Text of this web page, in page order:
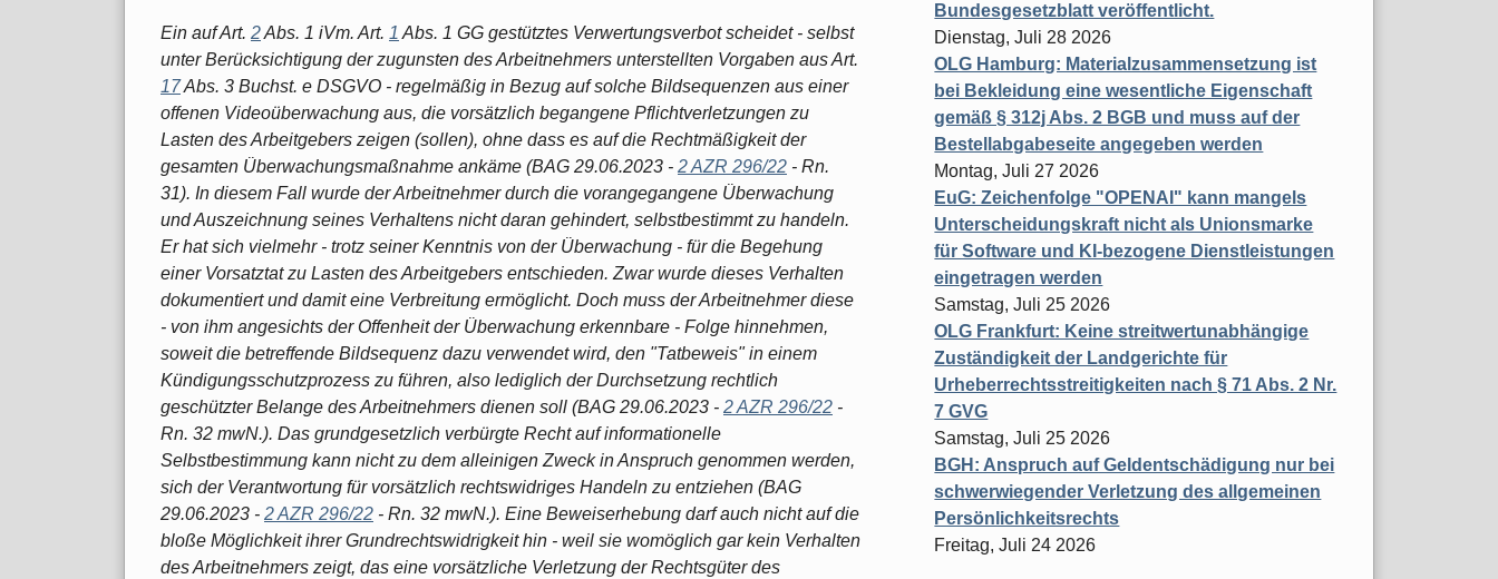
Ein auf Art. 2Abs. 1 iVm. Art. 1 Abs. 1 GG gestütztes Verwertungsverbot scheidet - selbst
unter Berücksichtigung der zugunsten des Arbeitnehmers unterstellten Vorgaben aus Art.
17Abs. 3 Buchst. e DSGVO - regelmäßig in Bezug auf solche Bildsequenzen aus einer
offenen Videoüberwachung aus, die vorsätzlich begangene Pflichtverletzungen zu
Lasten des Arbeitgebers zeigen (sollen), ohne dass es auf die Rechtmäßigkeit der
gesamten Überwachungsmaßnahme ankäme (BAG 29.06.2023 - 2 AZR 296/22 - Rn.
31). In diesem Fall wurde der Arbeitnehmer durch die vorangegangene Überwachung
und Auszeichnung seines Verhaltens nicht daran gehindert, selbstbestimmt zu handeln.
Er hat sich vielmehr - trotz seiner Kenntnis von der Überwachung - für die Begehung
einer Vorsatztat zu Lasten des Arbeitgebers entschieden. Zwar wurde dieses Verhalten
dokumentiert und damit eine Verbreitung ermöglicht. Doch muss der Arbeitnehmer diese
- von ihm angesichts der Offenheit der Überwachung erkennbare - Folge hinnehmen,
soweit die betreffende Bildsequenz dazu verwendet wird, den "Tatbeweis" in einem
Kündigungsschutzprozess zu führen, also lediglich der Durchsetzung rechtlich
geschützter Belange des Arbeitnehmers dienen soll (BAG 29.06.2023 - 2 AZR 296/22 -
Rn. 32 mwN.). Das grundgesetzlich verbürgte Recht auf informationelle
Selbstbestimmung kann nicht zu dem alleinigen Zweck in Anspruch genommen werden,
sich der Verantwortung für vorsätzlich rechtswidriges Handeln zu entziehen (BAG
29.06.2023 - 2 AZR 296/22 - Rn. 32 mwN.). Eine Beweiserhebung darf auch nicht auf die
bloße Möglichkeit ihrer Grundrechtswidrigkeit hin - weil sie womöglich gar kein Verhalten
des Arbeitnehmers zeigt, das eine vorsätzliche Verletzung der Rechtsgüter des
Bundesgesetzblatt veröffentlicht.
Dienstag, Juli 28 2026
OLG Hamburg: Materialzusammensetzung ist
bei Bekleidung eine wesentliche Eigenschaft
gemäß § 312j Abs. 2 BGB und muss auf der
Bestellabgabeseite angegeben werden
Montag, Juli 27 2026
EuG: Zeichenfolge "OPENAI" kann mangels
Unterscheidungskraft nicht als Unionsmarke
für Software und KI-bezogene Dienstleistungen
eingetragen werden
Samstag, Juli 25 2026
OLG Frankfurt: Keine streitwertunabhängige
Zuständigkeit der Landgerichte für
Urheberrechtsstreitigkeiten nach § 71 Abs. 2 Nr.
7 GVG
Samstag, Juli 25 2026
BGH: Anspruch auf Geldentschädigung nur bei
schwerwiegender Verletzung des allgemeinen
Persönlichkeitsrechts
Freitag, Juli 24 2026